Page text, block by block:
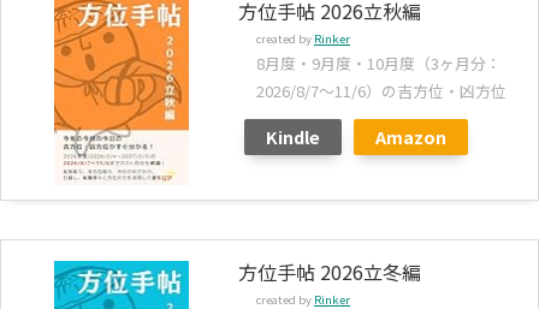
方位手帖 2026立秋編
created by Rinker
8月度・9月度・10月度（3ヶ月分：
2026/8/7～11/6）の吉方位・凶方位
Kindle Amazon
方位手帖 2026立冬編
created by Rinker